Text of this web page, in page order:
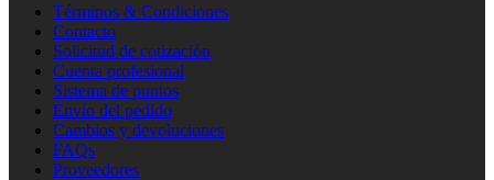
Términos & Condiciones
Contacto
Solicitud de cotización
Cuenta profesional
Sistema de puntos
Envío del pedido
Cambios y devoluciones
FAQs
Proveedores